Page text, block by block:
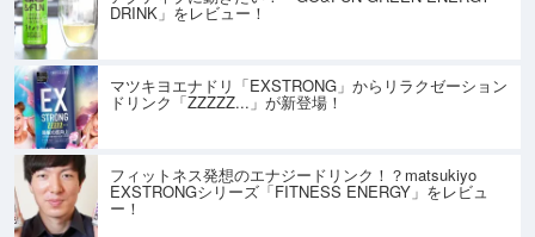
DRINK」をレビュー！
マツキヨエナドリ「EXSTRONG」からリラクゼーション
ドリンク「ZZZZZ...」が新登場！
フィットネス発想のエナジードリンク！？matsukiyo
EXSTRONGシリーズ「FITNESS ENERGY」をレビュ
ー！